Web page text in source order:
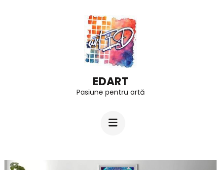
EDART
Pasiune pentru artă